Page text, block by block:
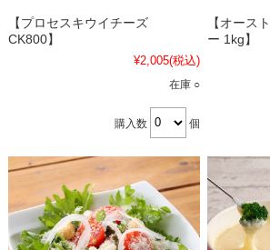
【プロセスキウイチーズ
CK800】
¥2,005(税込)
在庫 ○
購入数 個
【オース
ー 1kg】